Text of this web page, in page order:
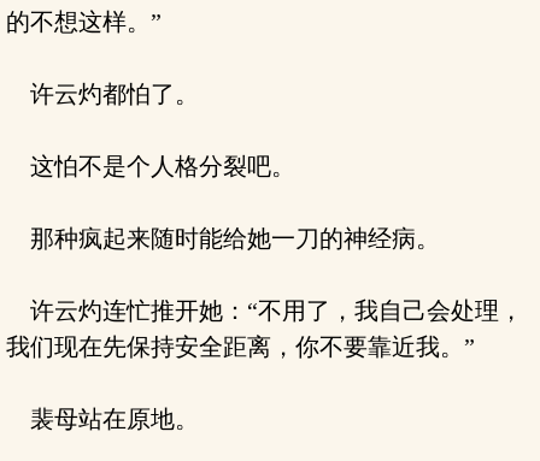
的不想这样。”
许云灼都怕了。
这怕不是个人格分裂吧。
那种疯起来随时能给她一刀的神经病。
许云灼连忙推开她：“不用了，我自己会处理，
我们现在先保持安全距离，你不要靠近我。”
裴母站在原地。